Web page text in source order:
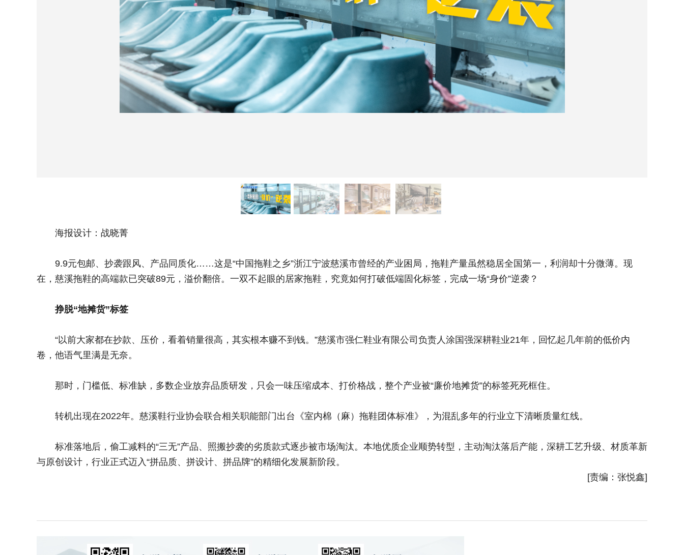
海报设计：战晓菁
9.9元包邮、抄袭跟风、产品同质化……这是“中国拖鞋之乡”浙江宁波慈溪市曾经的产业困局，拖鞋产量虽然稳居全国第一，利润却十分微薄。现
在，慈溪拖鞋的高端款已突破89元，溢价翻倍。一双不起眼的居家拖鞋，究竟如何打破低端固化标签，完成一场“身价”逆袭？
挣脱“地摊货”标签
“以前大家都在抄款、压价，看着销量很高，其实根本赚不到钱。”慈溪市强仁鞋业有限公司负责人涂国强深耕鞋业21年，回忆起几年前的低价内
卷，他语气里满是无奈。
那时，门槛低、标准缺，多数企业放弃品质研发，只会一味压缩成本、打价格战，整个产业被“廉价地摊货”的标签死死框住。
转机出现在2022年。慈溪鞋行业协会联合相关职能部门出台《室内棉（麻）拖鞋团体标准》，为混乱多年的行业立下清晰质量红线。
标准落地后，偷工减料的“三无”产品、照搬抄袭的劣质款式逐步被市场淘汰。本地优质企业顺势转型，主动淘汰落后产能，深耕工艺升级、材质革新
与原创设计，行业正式迈入“拼品质、拼设计、拼品牌”的精细化发展新阶段。
[责编：张悦鑫]